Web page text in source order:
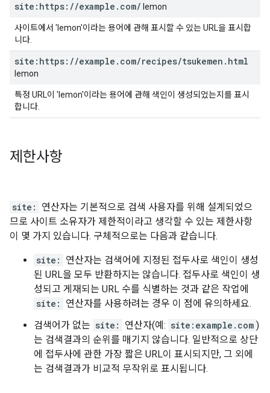
site:https: //example . com/ lemon
사이트에서 'lemon'이라는 용어에 관해 표시할 수 있는 URL을 표시합
니다.
site:https: //example . com/recipes/tsukemen . html
lemon
특정 URL이 'lemon'이라는 용어에 관해 색인이 생성되었는지를 표시
합니다.
제한사항
site:
연산자는 기본적으로 검색 사용자를 위해 설계되었으
므로 사이트 소유자가 제한적이라고 생각할 수 있는 제한사항
이 몇 가지 있습니다. 구체적으로는 다음과 같습니다.
site:
연산자는 검색어에 지정된 접두사로 색인이 생성
된 URL을 모두 반환하지는 않습니다. 접두사로 색인이 생
성되고 게재되는 URL 수를 식별하는 것과 같은 작업에
site:
연산자를 사용하려는 경우 이 점에 유의하세요.
검색어가 없는 site: 연산자(예: site:example.com )
는 검색결과의 순위를 매기지 않습니다. 일반적으로 상단
에 접두사에 관한 가장 짧은 URL이 표시되지만, 그 외에
는 검색결과가 비교적 무작위로 표시됩니다.